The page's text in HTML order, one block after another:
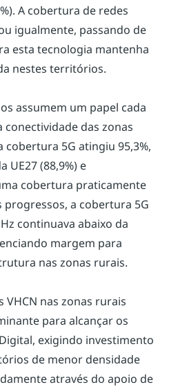
A cobertura de redes
igualmente, passando de
esta tecnologia mantenha
nestes territórios.
assumem um papel cada
conectividade das zonas
cobertura 5G atingiu 95,3%,
UE27 (88,9%) e
cobertura praticamente
progressos, a cobertura 5G
continuava abaixo da
margem para
nas zonas rurais.
VHCN nas zonas rurais
para alcançar os
exigindo investimento
de menor densidade
através do apoio de